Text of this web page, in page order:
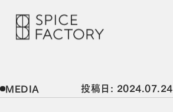
MEDIA 投稿日: 2024.07.24